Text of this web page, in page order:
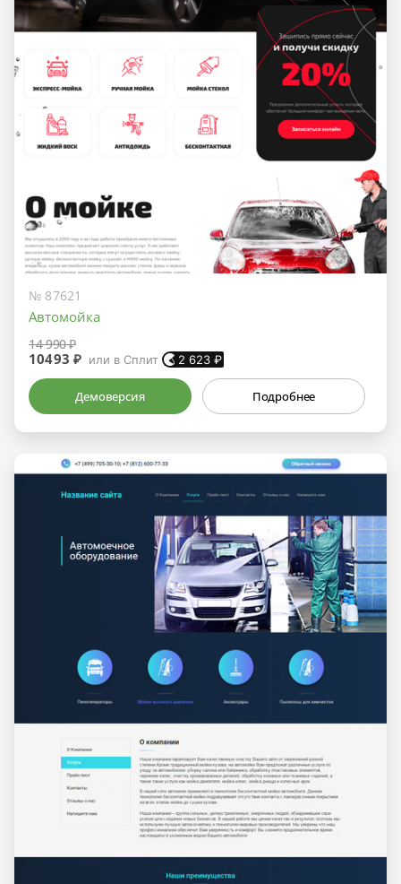
№ 87621
Автомойка
14 990 ₽
10493 ₽ или в Сплит 2 623 ₽
Демоверсия Подробнее